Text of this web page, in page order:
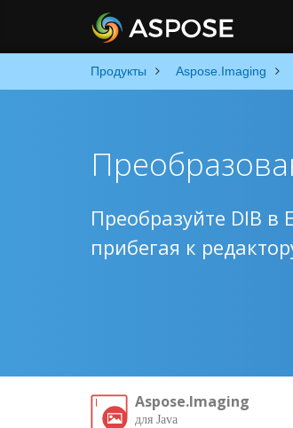
Продукты Aspose.Imaging
Преобразуйте DIB в
прибегая к
Aspose.Imaging
для Java